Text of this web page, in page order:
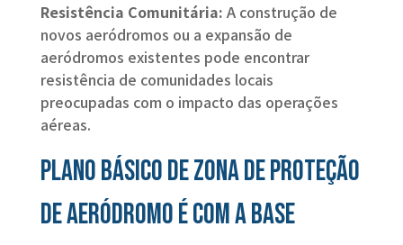
Resistência Comunitária: A construção de
novos aeródromos ou a expansão de
aeródromos existentes pode encontrar
resistência de comunidades locais
preocupadas com o impacto das operações
aéreas.
Plano Básico de Zona de Proteção
de Aeródromo é com a Base